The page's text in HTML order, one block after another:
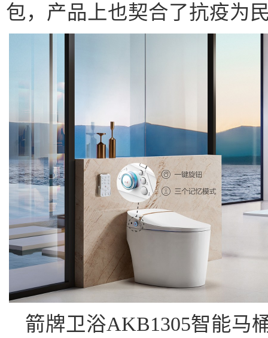
包，产品上也契合了抗疫为
箭牌卫浴AKB1305智能马